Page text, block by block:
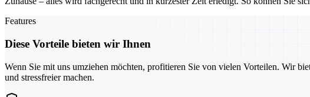
Features
Diese Vorteile bieten wir Ihnen
Wenn Sie mit uns umziehen möchten, profitieren Sie von vielen Vorteilen. Wir
und stressfreier machen.